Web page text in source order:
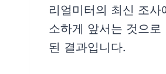
리얼미터의 최신 조
소하게 앞서는 것으
된 결과입니다.